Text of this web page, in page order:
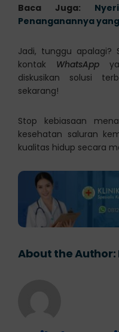
Baca Juga:
Penanganannya
Jadi, tunggu apalagi?
kontak WhatsApp
diskusikan solusi
sekarang!
Stop kebiasaan
kesehatan saluran
kualitas hidup secara
About the Author: